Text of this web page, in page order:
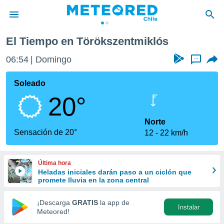
de
por
que se
calidad.
a este
las
y
forma
digital
basada
El Tiempo en Törökszentmiklós
06:54 Domingo ...
Soleado
20°
Sensación de 20°
Norte
12
22 km/h
Última hora
Heladas iniciales darán paso a un ciclón que
promete lluvia en la zona central
¡Descarga GRATIS la app de
Meteored!
Instalar